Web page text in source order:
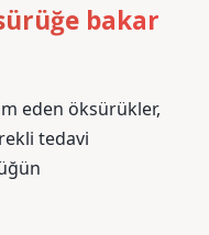
bakar
eden öksürükler,
tedavi